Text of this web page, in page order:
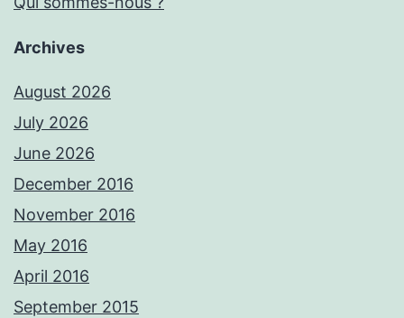
Archives
August 2026
July 2026
June 2026
December 2016
November 2016
May 2016
April 2016
September 2015